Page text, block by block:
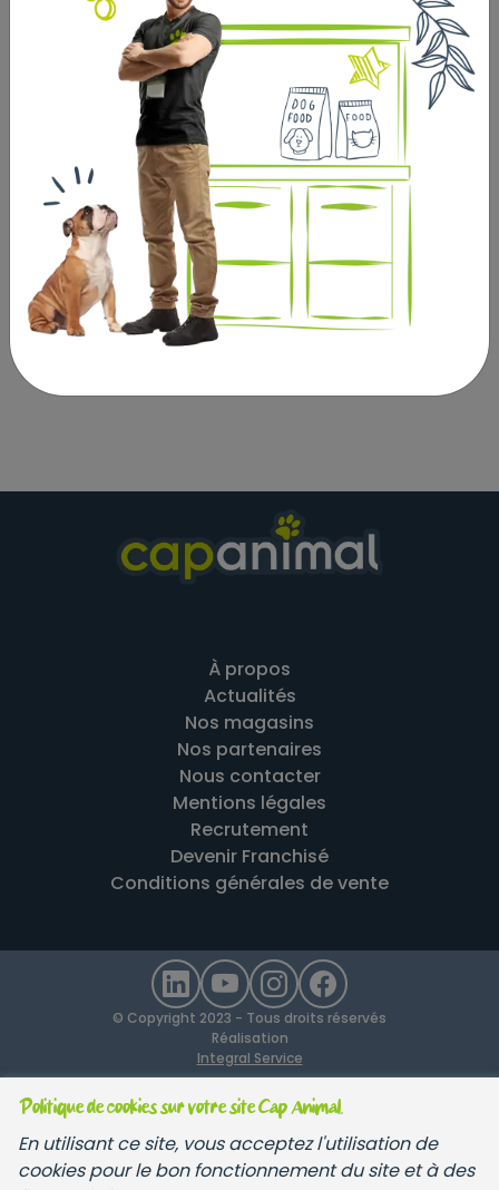
Politique de cookies sur votre site Cap Animal.
En utilisant ce site, vous acceptez l'utilisation de
cookies pour le bon fonctionnement du site et à des
substances minérales, produits issus de la
transformation de plantes.
Additifs (au kg) : Additifs nutritionnels : vitamines : E :
23 mg, B1 : 0,9 mg, B6 : 0,4 mg, H (Biotine) : 0,08 mg,
acide folique : 0,005 mg, taurine : 200 mg, sulfate de
zinc monohydraté : 10,9 mg (Zn 3,9 mg), sulfate de
manganèse monohydraté : 4,3 mg (Mn 1,4 mg),
Sulfate de cuivre (II) pentahydraté : 6,2 mg (Cu 1,6
Constituants analytiques : humidité : 78%, protéine
brute : 8,2%, matières grasses brutes : 8%, cellulose
brute : 0,2%, cendres brutes : 2,5%. EM : 1100 kcal/kg –
À propos
Actualités
Nos magasins
Nos partenaires
Nous contacter
Mentions légales
Recrutement
Devenir Franchisé
Conditions générales de vente
© Copyright 2023 - Tous droits réservés
Réalisation
Integral Service